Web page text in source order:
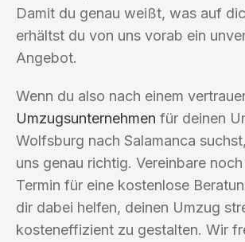
Damit du genau weißt, was auf
erhältst du von uns vorab ein
Angebot.
Wenn du also nach einem
Umzugsunternehmen für deinen
Wolfsburg nach Salamanca
uns genau richtig. Vereinbare
Termin für eine kostenlose
dir dabei helfen, deinen Umzug
kosteneffizient zu gestalten. Wir